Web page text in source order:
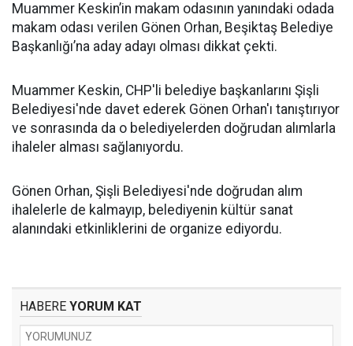
Muammer Keskin’in makam odasının yanındaki odada
makam odası verilen Gönen Orhan, Beşiktaş Belediye
Başkanlığı’na aday adayı olması dikkat çekti.
Muammer Keskin, CHP'li belediye başkanlarını Şişli
Belediyesi'nde davet ederek Gönen Orhan'ı tanıştırıyor
ve sonrasında da o belediyelerden doğrudan alımlarla
ihaleler alması sağlanıyordu.
Gönen Orhan, Şişli Belediyesi'nde doğrudan alım
ihalelerle de kalmayıp, belediyenin kültür sanat
alanındaki etkinliklerini de organize ediyordu.
HABERE YORUM KAT